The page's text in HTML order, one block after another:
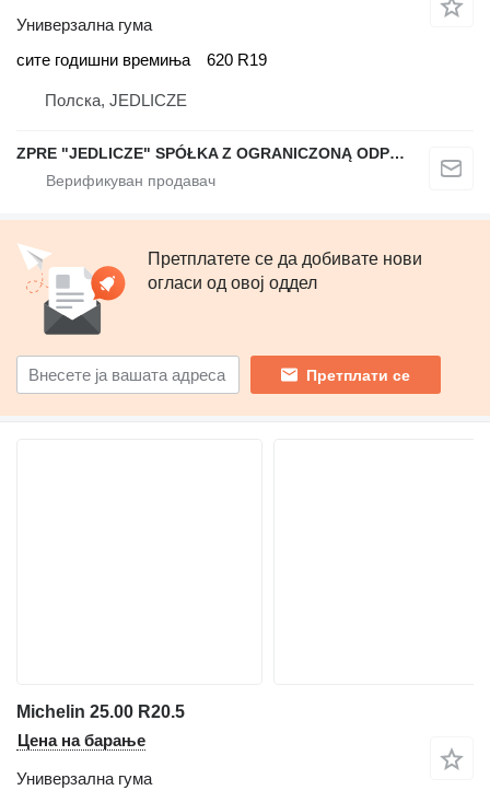
Универзална гума
сите годишни времиња
620 R19
Полска, JEDLICZE
ZPRE "JEDLICZE" SPÓŁKA Z OGRANICZONĄ ODPOWIEDZIALNOŚCIĄ
Претплатете се да добивате нови
огласи од овој оддел
Претплати се
Michelin 25.00 R20.5
Цена на барање
Универзална гума